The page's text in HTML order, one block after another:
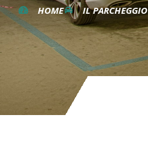
HOME IL PARCHEGGIO